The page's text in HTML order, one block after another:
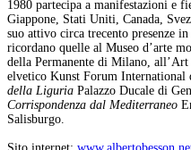
1980 partecipa a manifestazioni e
Giappone, Stati Uniti, Canada,
suo attivo circa trecento presenze
ricordano quelle al Museo d’arte
della Permanente di Milano,
elvetico Kunst Forum International
della Liguria Palazzo Ducale di
Corrispondenza dal Mediterraneo
Salisburgo.